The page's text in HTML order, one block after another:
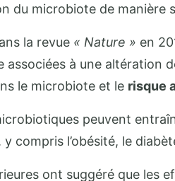
du microbiote de manière
la revue « Nature » en
associées à une altération
le microbiote et le risque
peuvent
compris l’obésité, le
ont suggéré que les